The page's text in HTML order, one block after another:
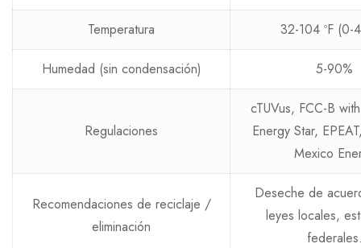
Temperatura 32-104 ºF (0-
Humedad (sin condensación) 5-90%
Regulaciones
cTUVus, FCC-B
Energy Star,
Mexico
Recomendaciones de reciclaje /
eliminación
Deseche de
leyes locales,